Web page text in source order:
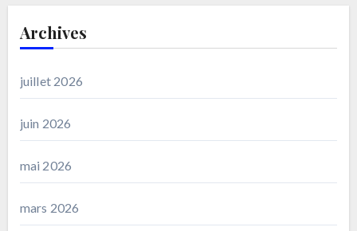
Archives
juillet 2026
juin 2026
mai 2026
mars 2026